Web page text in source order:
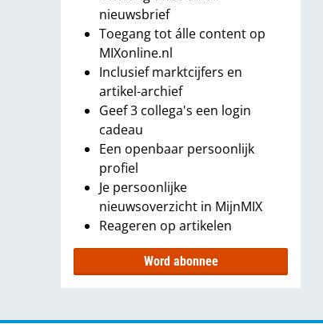
nieuwsbrief
Toegang tot álle content op
MIXonline.nl
Inclusief marktcijfers en
artikel-archief
Geef 3 collega's een login
cadeau
Een openbaar persoonlijk
profiel
Je persoonlijke
nieuwsoverzicht in MijnMIX
Reageren op artikelen
Word abonnee